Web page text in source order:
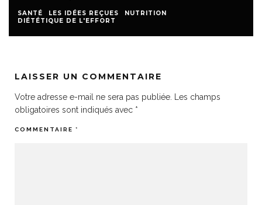
SANTÉ LES IDÉES REÇUES
NUTRITION
DIÉTÉTIQUE DE L'EFFORT
LAISSER UN COMMENTAIRE
Votre adresse e-mail ne sera pas publiée.
Les champs
obligatoires sont indiqués avec *
COMMENTAIRE *